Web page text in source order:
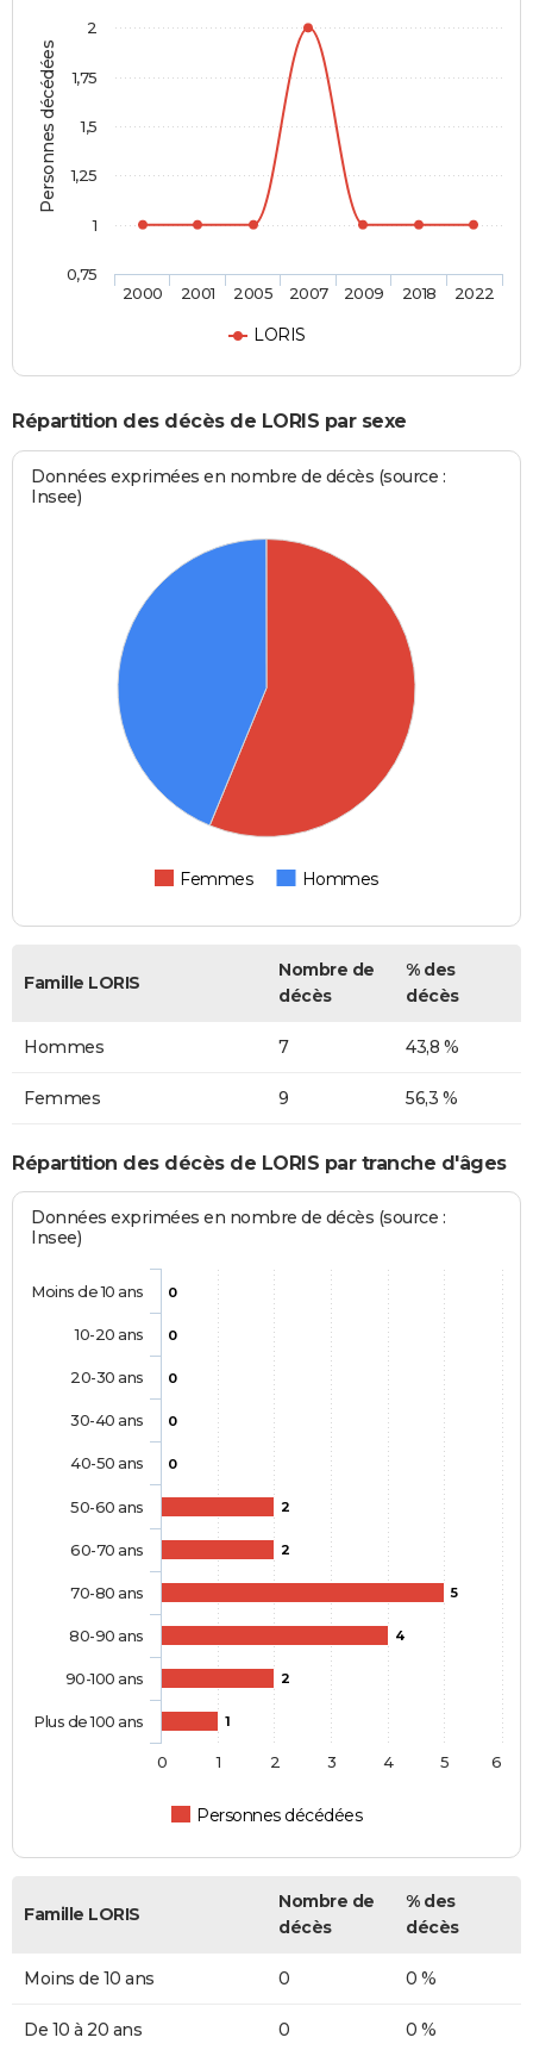
Personnes décédées
LORIS
2000 2001 2005 2007 2009 2018 2022
0,75
1
1,25
1,5
1,75
2
Répartition des décès de LORIS par sexe
Données exprimées en nombre de décès (source :
Insee)
Femmes Hommes
Famille LORIS
Nombre de
décès
% des
décès
Hommes 7 43,8 %
Femmes 9 56,3 %
Répartition des décès de LORIS par tranche d'âges
Données exprimées en nombre de décès (source :
Insee)
0
0
0
0
0
2
2
5
4
2
1
Personnes décédées
Moins de 10 ans
10-20 ans
20-30 ans
30-40 ans
40-50 ans
50-60 ans
60-70 ans
70-80 ans
80-90 ans
90-100 ans
Plus de 100 ans
0 1 2 3 4 5 6
Famille LORIS
Nombre de
décès
% des
décès
Moins de 10 ans 0 0 %
De 10 à 20 ans 0 0 %